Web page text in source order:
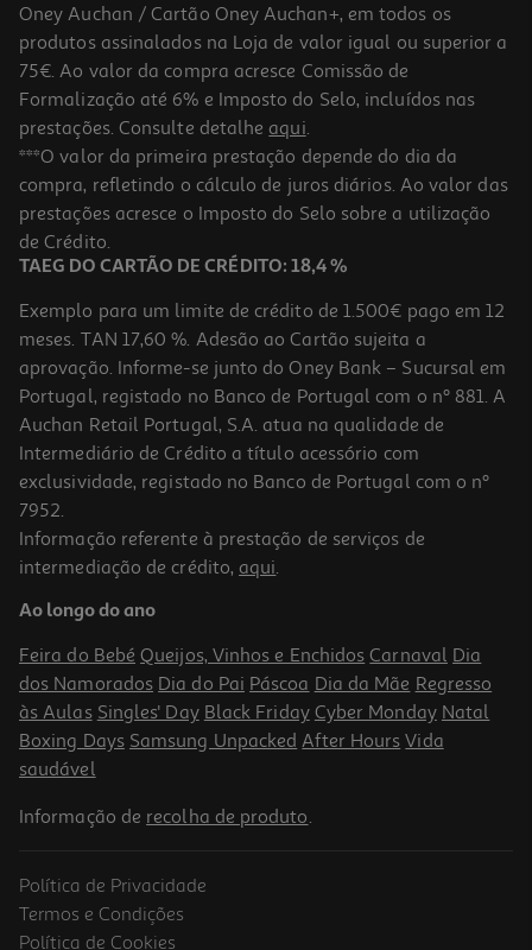
Açaime Auchan Preto Tamanho M
4.09 €/un
4,09 €
Trela Poliester Auchan Vermelha 1.5m
6.09 €/un
6,09 €
Oney Auchan / Cartão Oney Auchan+, em todos os
produtos assinalados na Loja de valor igual ou superior a
75€. Ao valor da compra acresce Comissão de
Formalização até 6% e Imposto do Selo, incluídos nas
prestações. Consulte detalhe aqui.
***O valor da primeira prestação depende do dia da
compra, refletindo o cálculo de juros diários. Ao valor das
prestações acresce o Imposto do Selo sobre a utilização
de Crédito.
TAEG DO CARTÃO DE CRÉDITO: 18,4 %
Exemplo para um limite de crédito de 1.500€ pago em 12
meses. TAN 17,60 %. Adesão ao Cartão sujeita a
aprovação. Informe-se junto do Oney Bank – Sucursal em
Portugal, registado no Banco de Portugal com o nº 881. A
Auchan Retail Portugal, S.A. atua na qualidade de
Intermediário de Crédito a título acessório com
exclusividade, registado no Banco de Portugal com o nº
7952.
Informação referente à prestação de serviços de
intermediação de crédito, aqui.
Ao longo do ano
Feira do Bebé Queijos, Vinhos e Enchidos Carnaval Dia
dos Namorados Dia do Pai Páscoa Dia da Mãe Regresso
às Aulas Singles' Day Black Friday Cyber Monday Natal
Boxing Days Samsung Unpacked After Hours Vida
saudável
Informação de recolha de produto.
Política de Privacidade
Termos e Condições
Política de Cookies